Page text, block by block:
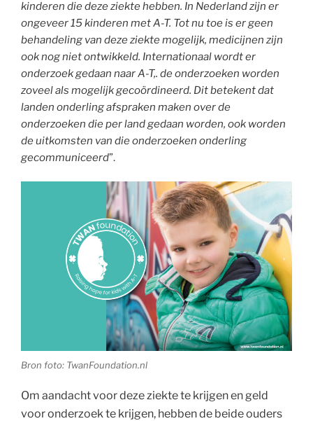
kinderen die deze ziekte hebben. In Nederland zijn er
ongeveer 15 kinderen met A-T. Tot nu toe is er geen
behandeling van deze ziekte mogelijk, medicijnen zijn
ook nog niet ontwikkeld. Internationaal wordt er
onderzoek gedaan naar A-T,. de onderzoeken worden
zoveel als mogelijk gecoördineerd. Dit betekent dat
landen onderling afspraken maken over de
onderzoeken die per land gedaan worden, ook worden
de uitkomsten van die onderzoeken onderling
gecommuniceerd”.
Bron foto: TwanFoundation.nl
Om aandacht voor deze ziekte te krijgen en geld
voor onderzoek te krijgen, hebben de beide ouders